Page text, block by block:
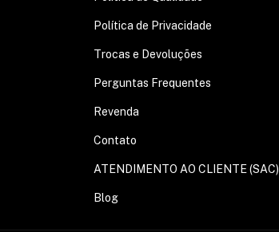
Política de Privacidade
Trocas e Devoluções
Perguntas Frequentes
Revenda
Contato
ATENDIMENTO AO CLIENTE (SAC)
Blog